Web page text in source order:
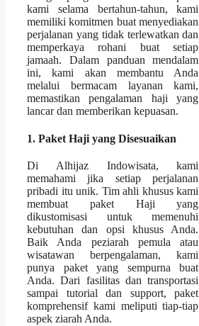
kami selama bertahun-tahun, kami
memiliki komitmen buat menyediakan
perjalanan yang tidak terlewatkan dan
memperkaya rohani buat setiap
jamaah. Dalam panduan mendalam
ini, kami akan membantu Anda
melalui bermacam layanan kami,
memastikan pengalaman haji yang
lancar dan memberikan kepuasan.
1. Paket Haji yang Disesuaikan
Di Alhijaz Indowisata, kami
memahami jika setiap perjalanan
pribadi itu unik. Tim ahli khusus kami
membuat paket Haji yang
dikustomisasi untuk memenuhi
kebutuhan dan opsi khusus Anda.
Baik Anda peziarah pemula atau
wisatawan berpengalaman, kami
punya paket yang sempurna buat
Anda. Dari fasilitas dan transportasi
sampai tutorial dan support, paket
komprehensif kami meliputi tiap-tiap
aspek ziarah Anda.